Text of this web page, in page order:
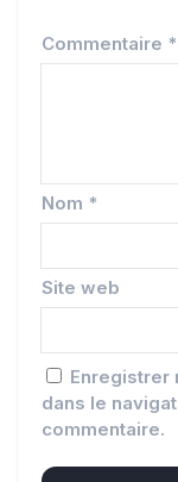
Commentaire *
Nom *
Site web
Enregistrer
dans le
commentaire.